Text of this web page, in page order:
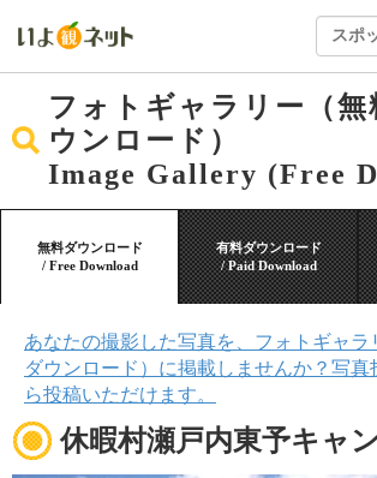
フォトギャラリー（無
ウンロード）
Image Gallery (Free
無料ダウンロード
/ Free Download
有料ダウンロード
/ Paid Download
あなたの撮影した写真を、フォトギャ
ダウンロード）に掲載しませんか？写
ら投稿いただけます。
休暇村瀬戸内東予キャ